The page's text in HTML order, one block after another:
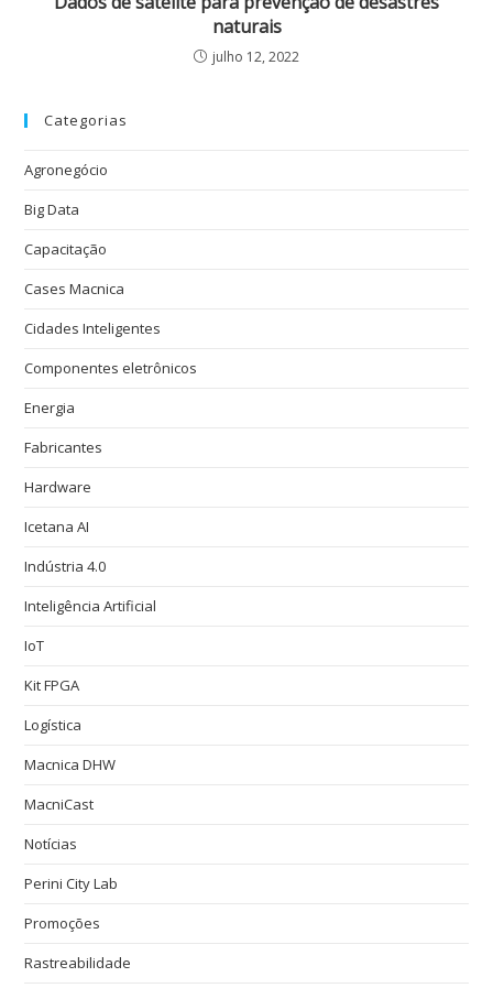
naturais
julho 12, 2022
Categorias
Agronegócio
Big Data
Capacitação
Cases Macnica
Cidades Inteligentes
Componentes eletrônicos
Energia
Fabricantes
Hardware
Icetana AI
Indústria 4.0
Inteligência Artificial
IoT
Kit FPGA
Logística
Macnica DHW
MacniCast
Notícias
Perini City Lab
Promoções
Rastreabilidade